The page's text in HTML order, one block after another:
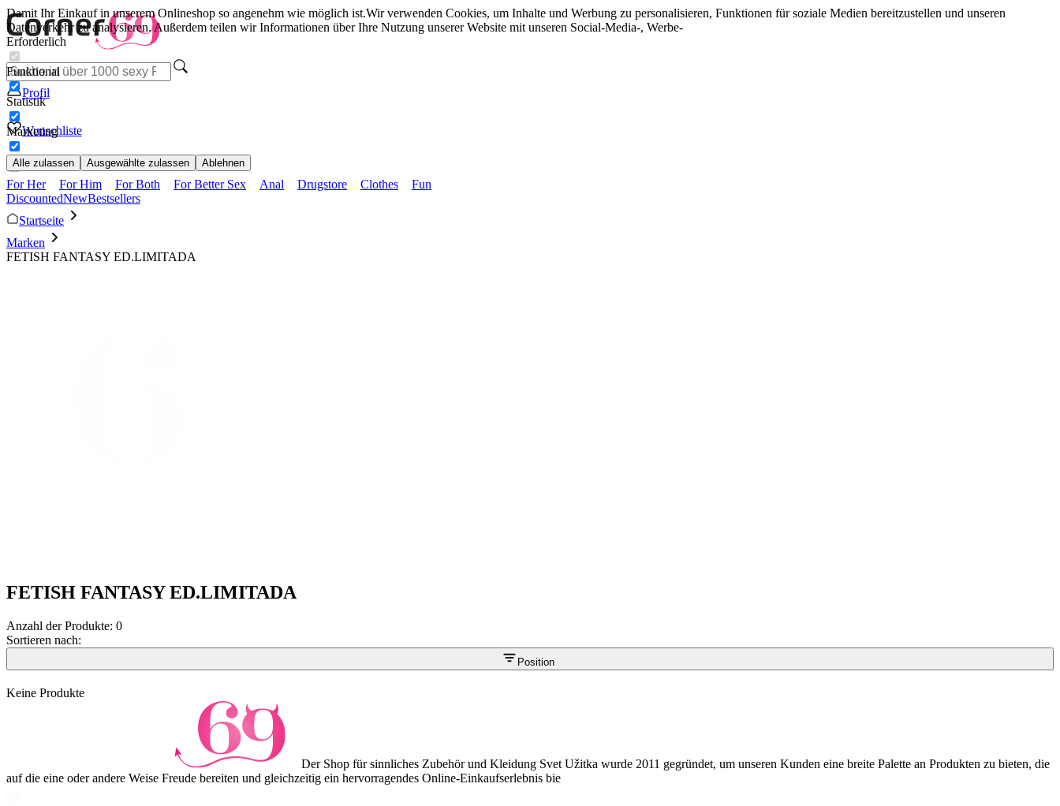
Damit Ihr Einkauf in unserem Onlineshop so angenehm wie möglich ist.Wir verwenden Cookies, um Inhalte und Werbung zu personalisieren, Funktionen für soziale Medien bereitzustellen und unseren
Datenverkehr zu analysieren. Außerdem teilen wir Informationen über Ihre Nutzung unserer Website mit unseren Social-Media-, Werbe-
Erforderlich
Funktional
Statistik
Marketing
Alle zulassen Ausgewählte zulassen Ablehnen
Profil
Wunschliste
For Her For Him For Both For Better Sex Anal Drugstore Clothes
Fun
DiscountedNewBestsellers
Startseite
Marken
FETISH FANTASY ED.LIMITADA
FETISH FANTASY ED.LIMITADA
Anzahl der Produkte: 0
Sortieren nach:
Position
Keine Produkte
Der Shop für sinnliches Zubehör und Kleidung Svet Užitka wurde 2011 gegründet, um unseren Kunden eine breite Palette an Produkten zu bieten, die
auf die eine oder andere Weise Freude bereiten und gleichzeitig ein hervorragendes Online-Einkaufserlebnis bie